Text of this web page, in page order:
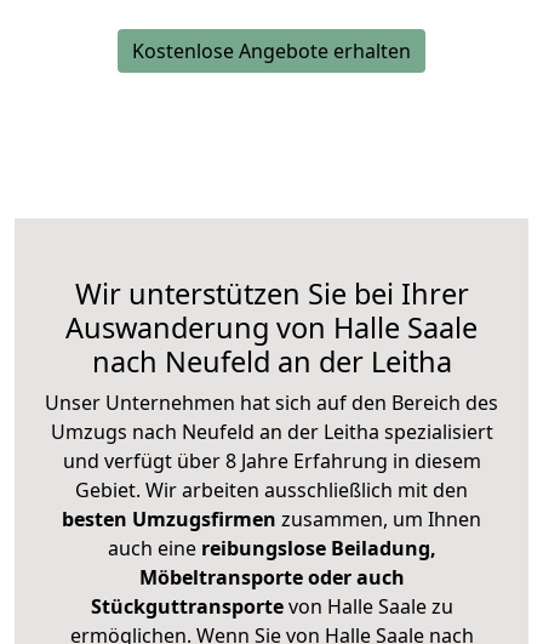
Kostenlose Angebote erhalten
Wir unterstützen Sie bei Ihrer
Auswanderung von Halle Saale
nach Neufeld an der Leitha
Unser Unternehmen hat sich auf den Bereich des
Umzugs nach Neufeld an der Leitha spezialisiert
und verfügt über 8 Jahre Erfahrung in diesem
Gebiet. Wir arbeiten ausschließlich mit den
besten Umzugsfirmen zusammen, um Ihnen
auch eine reibungslose Beiladung,
Möbeltransporte oder auch
Stückguttransportevon Halle Saale zu
ermöglichen. Wenn Sie von Halle Saale nach